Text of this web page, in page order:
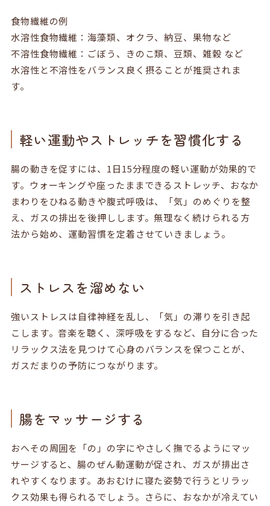
食物繊維の例
水溶性食物繊維：海藻類、オクラ、納豆、果物など
不溶性食物繊維：ごぼう、きのこ類、豆類、雑穀 など
水溶性と不溶性をバランス良く摂ることが推奨されま
す。
軽い運動やストレッチを習慣化する
腸の動きを促すには、1日15分程度の軽い運動が効果的で
す。ウォーキングや座ったままできるストレッチ、おなか
まわりをひねる動きや腹式呼吸は、「気」のめぐりを整
え、ガスの排出を後押しします。無理なく続けられる方
法から始め、運動習慣を定着させていきましょう。
ストレスを溜めない
強いストレスは自律神経を乱し、「気」の滞りを引き起
こします。音楽を聴く、深呼吸をするなど、自分に合った
リラックス法を見つけて心身のバランスを保つことが、
ガスだまりの予防につながります。
腸をマッサージする
おへその周囲を「の」の字にやさしく撫でるようにマッ
サージすると、腸のぜん動運動が促され、ガスが排出さ
れやすくなります。あおむけに寝た姿勢で行うとリラッ
クス効果も得られるでしょう。さらに、おなかが冷えてい